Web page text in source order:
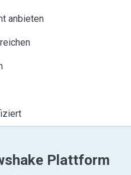
anbieten
Plattform